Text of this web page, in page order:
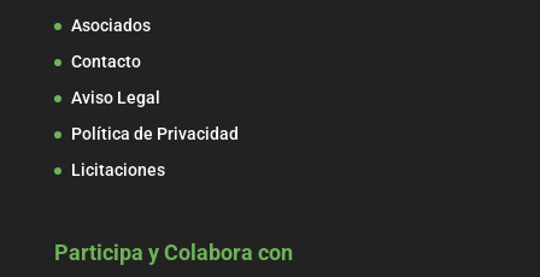
Asociados
Contacto
Aviso Legal
Política de Privacidad
Licitaciones
Participa y Colabora con